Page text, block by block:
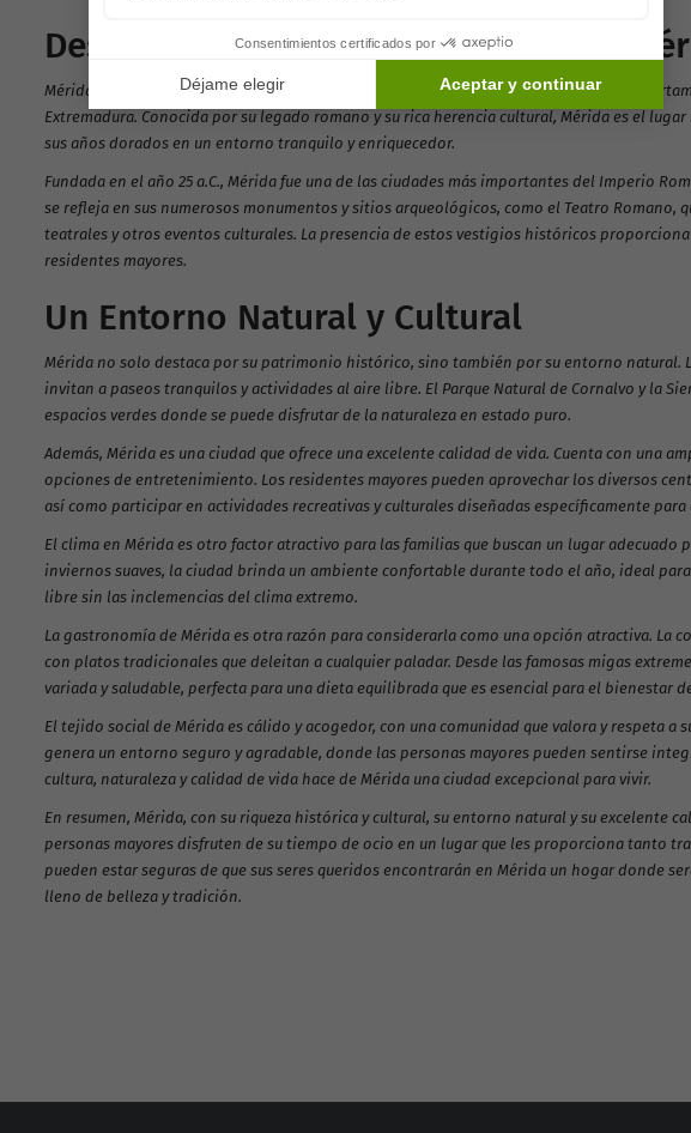
Descubre la Encantadora Ciudad de
Mérida, con su, es una ciudad llena de historia y cultura, situada en el corazón del
Extremadura. Conocida por su legado romano y su rica herencia cultural, Mérida es el
sus años dorados en un entorno tranquilo y enriquecedor.
Fundada en el año 25 a.C., Mérida fue una de las ciudades más importantes del Imperio
se refleja en sus numerosos monumentos y sitios arqueológicos, como el Teatro
teatrales y otros eventos culturales. La presencia de estos vestigios históricos
residentes mayores.
Un Entorno Natural y Cultural
Mérida no solo destaca por su patrimonio histórico, sino también por su entorno natural.
invitan a paseos tranquilos y actividades al aire libre. El Parque Natural de Cornalvo y la
espacios verdes donde se puede disfrutar de la naturaleza en estado puro.
Además, Mérida es una ciudad que ofrece una excelente calidad de vida. Cuenta con una
opciones de entretenimiento. Los residentes mayores pueden aprovechar los diversos
así como participar en actividades recreativas y culturales diseñadas específicamente para
El clima en Mérida es otro factor atractivo para las familias que buscan un lugar adecuado
inviernos suaves, la ciudad brinda un ambiente confortable durante todo el año, ideal
libre sin las inclemencias del clima extremo.
La gastronomía de Mérida es otra razón para considerarla como una opción atractiva. La
con platos tradicionales que deleitan a cualquier paladar. Desde las famosas migas
variada y saludable, perfecta para una dieta equilibrada que es esencial para el bienestar
El tejido social de Mérida es cálido y acogedor, con una comunidad que valora y respeta a
genera un entorno seguro y agradable, donde las personas mayores pueden sentirse
cultura, naturaleza y calidad de vida hace de Mérida una ciudad excepcional para vivir.
En resumen, Mérida, con su riqueza histórica y cultural, su entorno natural y su excelente
personas mayores disfruten de su tiempo de ocio en un lugar que les proporciona tanto
pueden estar seguras de que sus seres queridos encontrarán en Mérida un hogar donde
lleno de belleza y tradición.